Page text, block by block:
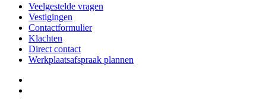
Veelgestelde vragen
Vestigingen
Contactformulier
Klachten
Direct contact
Werkplaatsafspraak plannen